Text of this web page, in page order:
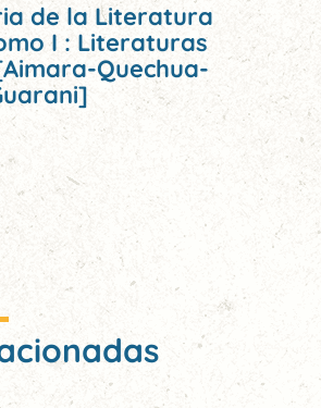
de la Literatura
I : Literaturas
Quechua-